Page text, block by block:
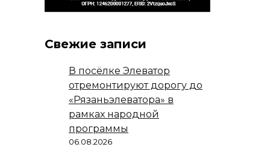
Свежие записи
В посёлке Элеватор
отремонтируют дорогу до
«Рязаньэлеватора» в
рамках народной
программы
06.08.2026